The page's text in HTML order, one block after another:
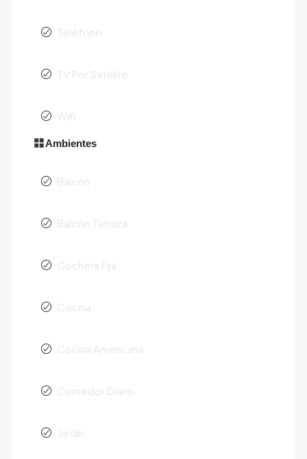
Teléfono
TV Por Satélite
Wifi
Ambientes
Balcón
Balcón Terraza
Cochera Fija
Cocina
Cocina Americana
Comedor Diario
Jardín